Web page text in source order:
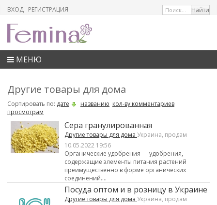
ВХОД РЕГИСТРАЦИЯ
МЕНЮ
Другие товары для дома
Сортировать по: дате названию кол-ву комментариев
просмотрам
Сера гранулированная
Другие товары для дома Украина, продам
10.05.2022 19:56
Органические удобрения — удобрения,
содержащие элементы питания растений
преимущественно в форме органических
соединений....
Посуда оптом и в розницу в Украине
Другие товары для дома Украина, продам